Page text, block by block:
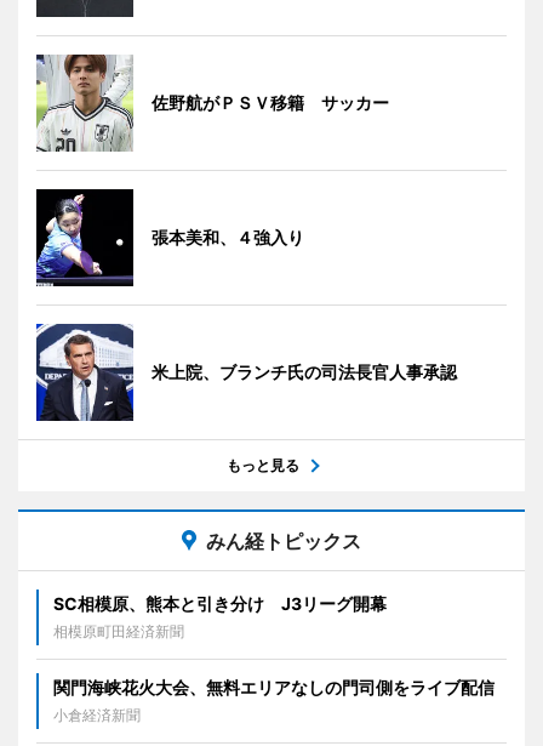
佐野航がＰＳＶ移籍 サッカー
張本美和、４強入り
米上院、ブランチ氏の司法長官人事承認
もっと見る
みん経トピックス
SC相模原、熊本と引き分け J3リーグ開幕
相模原町田経済新聞
関門海峡花火大会、無料エリアなしの門司側をライブ配信
小倉経済新聞